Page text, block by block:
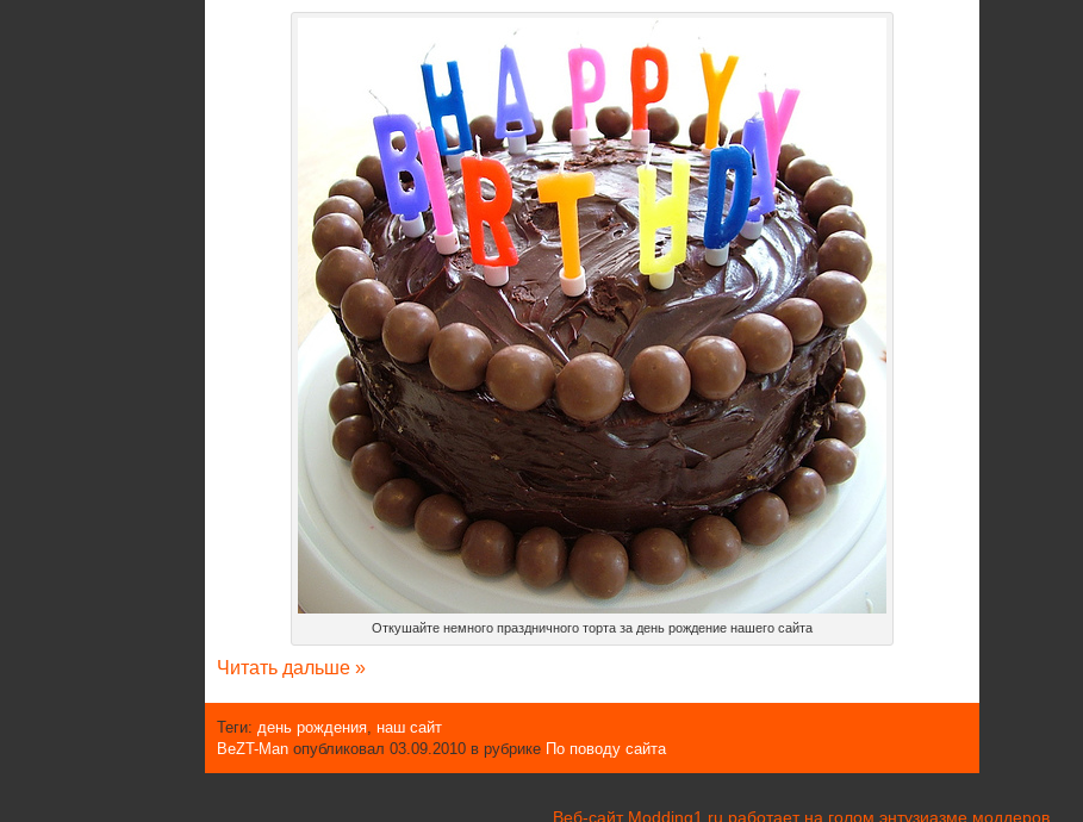
Откушайте немного праздничного торта за день рождение нашего сайта
Читать дальше »
Теги: день рождения, наш сайт
BeZT-Man опубликовал 03.09.2010 в рубрике По поводу сайта
Веб-сайт Modding1.ru работает на голом энтузиазме моддеров